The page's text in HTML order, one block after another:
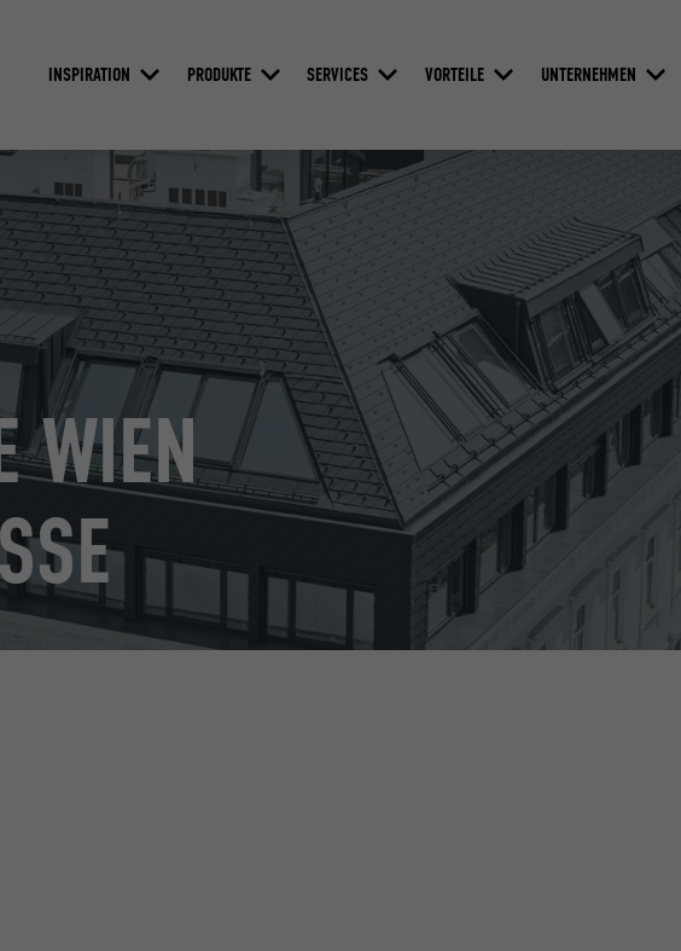
INSPIRATION PRODUKTE SERVICES VORTEILE UNTERNEHMEN
WIEN